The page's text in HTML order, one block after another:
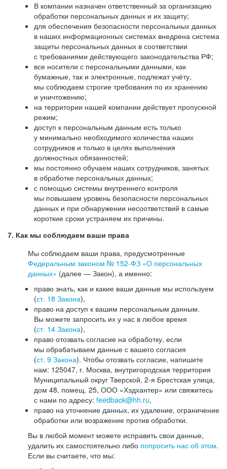
В компании назначен ответственный за организацию
обработки персональных данных и их защиту;
для обеспечения безопасности персональных данных
в наших информационных системах внедрена система
защиты персональных данных в соответствии
с требованиями действующего законодательства РФ;
все носители с персональными данными, как
бумажные, так и электронные, подлежат учёту,
мы соблюдаем строгие требования по их хранению
и уничтожению;
на территории нашей компании действует пропускной
режим;
доступ к персональным данным есть только
у минимально необходимого количества наших
сотрудников и только в целях выполнения
должностных обязанностей;
мы постоянно обучаем наших сотрудников, занятых
в обработке персональных данных;
с помощью системы внутреннего контроля
мы повышаем уровень безопасности персональных
данных и при обнаружении несоответствий в самые
короткие сроки устраняем их причины.
7. Как мы соблюдаем ваши права
Мы соблюдаем ваши права, предусмотренные
Федеральным законом № 152-ФЗ «О персональных
данных» (далее — Закон), а именно:
право знать, как и какие ваши данные мы используем
(ст. 18 Закона),
право на доступ к вашим персональным данным.
Вы можете запросить их у нас в любое время
(ст. 14 Закона),
право отозвать согласие на обработку, если
мы обрабатываем данные с вашего согласия
(ст. 9 Закона). Чтобы отозвать согласие, напишите
нам: 125047, г. Москва, внутригородская территория
Муниципальный округ Тверской, 2-я Брестская улица,
дом 48, помещ. 25, ООО «Хэдхантер» или свяжитесь
с нами по адресу: feedback@hh.ru,
право на уточнение данных, их удаление, ограничение
обработки или возражение против обработки.
Вы в любой момент можете исправить свои данные,
удалить их самостоятельно либо попросить нас об этом.
Если вы считаете, что мы: